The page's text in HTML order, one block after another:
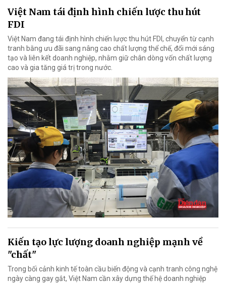
Việt Nam tái định hình chiến lược thu hút
FDI
Việt Nam đang tái định hình chiến lược thu hút FDI, chuyển từ cạnh
tranh bằng ưu đãi sang nâng cao chất lượng thể chế, đổi mới sáng
tạo và liên kết doanh nghiệp, nhằm giữ chân dòng vốn chất lượng
cao và gia tăng giá trị trong nước.
Kiến tạo lực lượng doanh nghiệp mạnh về
"chất"
Trong bối cảnh kinh tế toàn cầu biến động và cạnh tranh công nghệ
ngày càng gay gắt, Việt Nam cần xây dựng thế hệ doanh nghiệp